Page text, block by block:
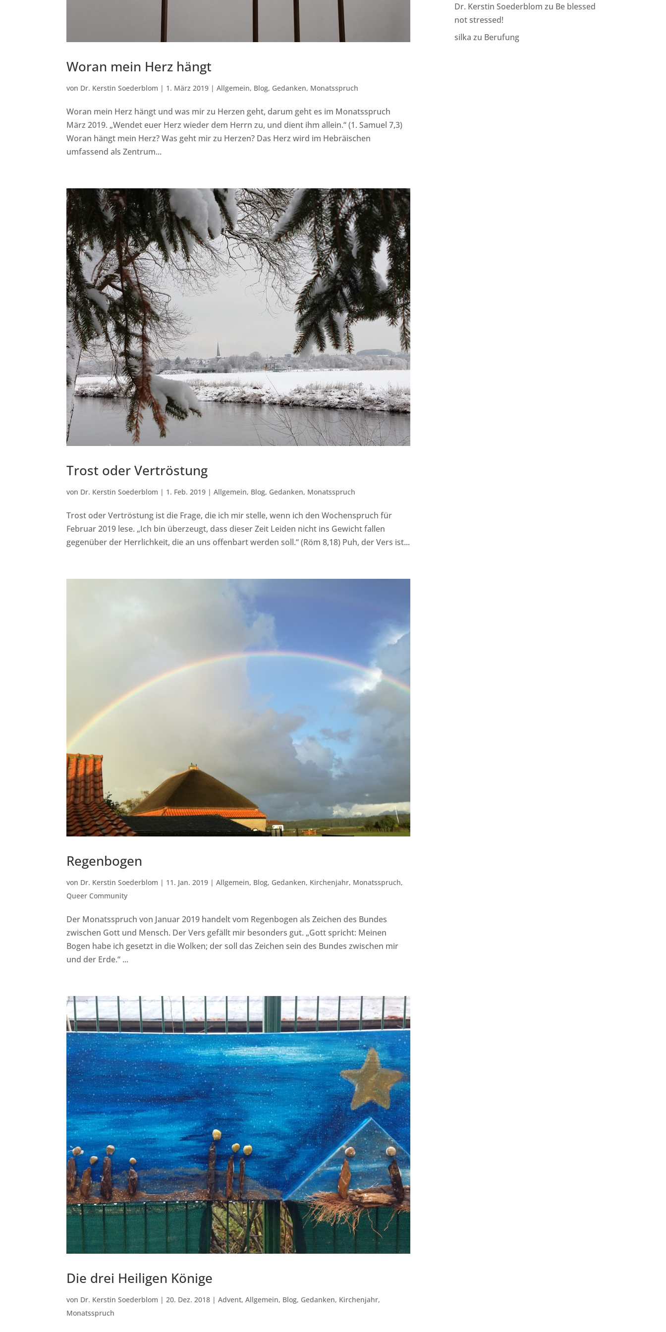
Woran mein Herz hängt
von Dr. Kerstin Soederblom | 1. März 2019 |Allgemein, Blog, Gedanken, Monatsspruch
Woran mein Herz hängt und was mir zu Herzen geht, darum geht es im Monatsspruch
März 2019. „Wendet euer Herz wieder dem Herrn zu, und dient ihm allein.“ (1. Samuel 7,3)
Woran hängt mein Herz? Was geht mir zu Herzen? Das Herz wird im Hebräischen
umfassend als Zentrum...
Trost oder Vertröstung
von Dr. Kerstin Soederblom | 1. Feb. 2019 |Allgemein, Blog, Gedanken, Monatsspruch
Trost oder Vertröstung ist die Frage, die ich mir stelle, wenn ich den Wochenspruch für
Februar 2019 lese. „Ich bin überzeugt, dass dieser Zeit Leiden nicht ins Gewicht fallen
gegenüber der Herrlichkeit, die an uns offenbart werden soll.“ (Röm 8,18) Puh, der Vers ist...
Regenbogen
von Dr. Kerstin Soederblom | 11. Jan. 2019 |Allgemein, Blog, Gedanken, Kirchenjahr, Monatsspruch,
Queer Community
Der Monatsspruch von Januar 2019 handelt vom Regenbogen als Zeichen des Bundes
zwischen Gott und Mensch. Der Vers gefällt mir besonders gut. „Gott spricht: Meinen
Bogen habe ich gesetzt in die Wolken; der soll das Zeichen sein des Bundes zwischen mir
und der Erde.“ ...
Die drei Heiligen Könige
von Dr. Kerstin Soederblom | 20. Dez. 2018 |Advent,Allgemein, Blog, Gedanken, Kirchenjahr,
Monatsspruch
Dr. Kerstin Soederblom zu Be blessed
not stressed!
silka zu Berufung